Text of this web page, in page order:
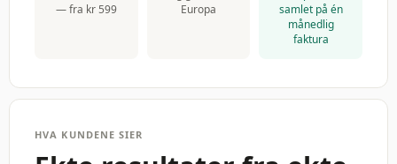
— fra kr 599
Europa
samlet på én
månedlig
faktura
HVA KUNDENE SIER